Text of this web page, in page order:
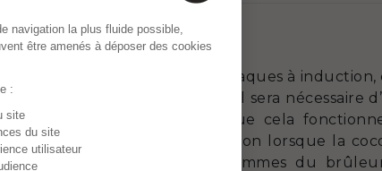
de cuisson, sauf les plaques à
à induction est souhaitée, il sera nécessaire
cocotte en cuivre pour que cela
de la plaque de cuisson lorsque la
veillez à ce que les flammes du